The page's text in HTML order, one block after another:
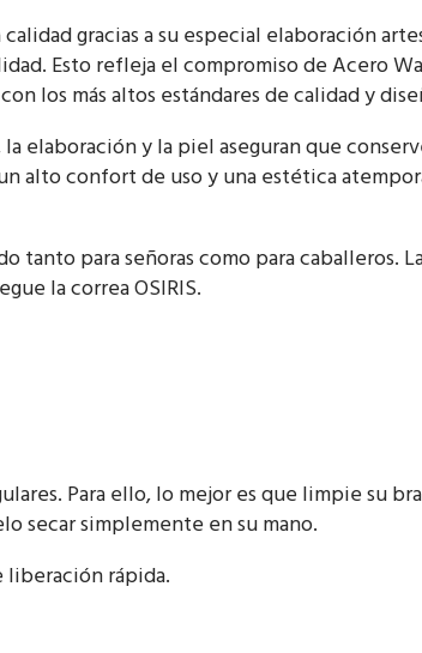
gracias a su especial elaboración
Esto refleja el compromiso de Acero
los más altos estándares de calidad y
elaboración y la piel aseguran que
alto confort de uso y una estética
tanto para señoras como para caballeros.
la correa OSIRIS.
Para ello, lo mejor es que limpie su
secar simplemente en su mano.
liberación rápida.